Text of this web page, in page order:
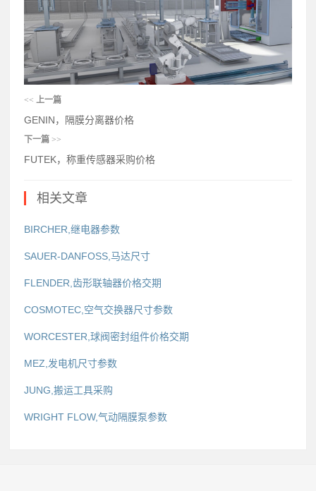
<< 上一篇
GENIN，隔膜分离器价格
下一篇 >>
FUTEK，称重传感器采购价格
相关文章
BIRCHER,继电器参数
SAUER-DANFOSS,马达尺寸
FLENDER,齿形联轴器价格交期
COSMOTEC,空气交换器尺寸参数
WORCESTER,球阀密封组件价格交期
MEZ,发电机尺寸参数
JUNG,搬运工具采购
WRIGHT FLOW,气动隔膜泵参数